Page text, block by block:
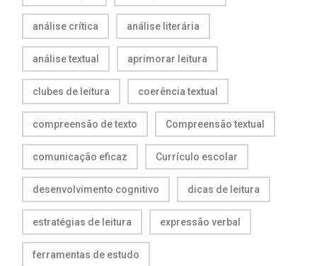
análise crítica análise literária
análise textual aprimorar leitura
clubes de leitura coerência textual
compreensão de texto Compreensão textual
comunicação eficaz Currículo escolar
desenvolvimento cognitivo dicas de leitura
estratégias de leitura expressão verbal
ferramentas de estudo